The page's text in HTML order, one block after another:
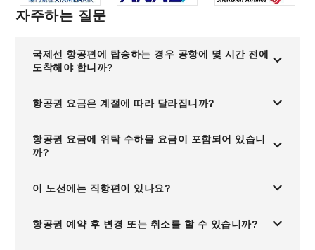
자주하는 질문
국제선 항공편에 탑승하는 경우 공항에 몇 시간 전에
도착해야 합니까?
항공권 요금은 계절에 따라 달라집니까?
항공권 요금에 위탁 수하물 요금이 포함되어 있습니
까?
이 노선에는 직항편이 있나요?
항공권 예약 후 변경 또는 취소를 할 수 있습니까?